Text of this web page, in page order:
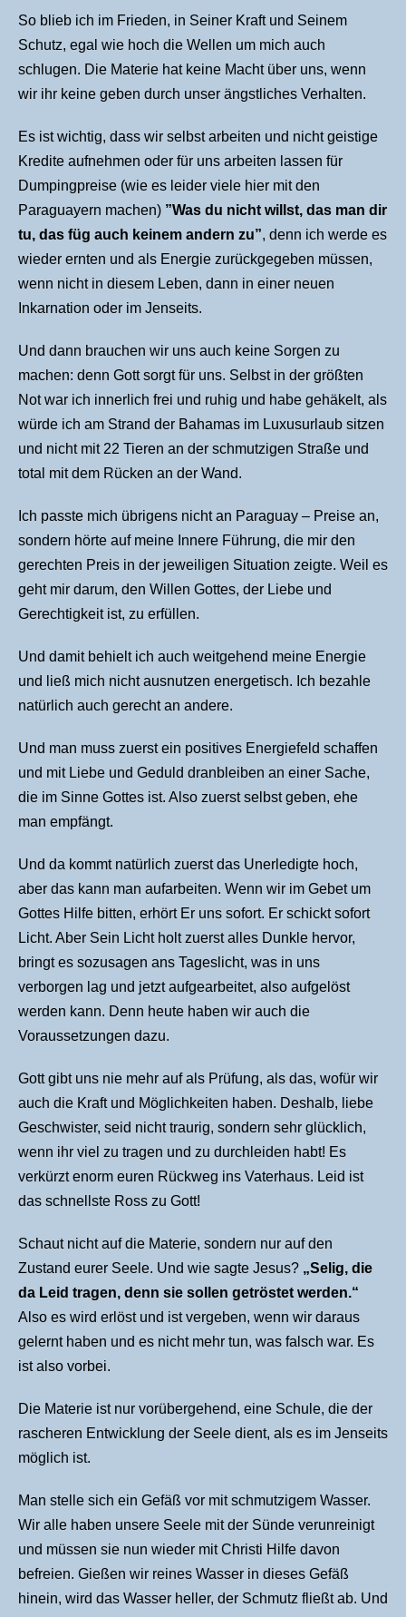
So blieb ich im Frieden, in Seiner Kraft und Seinem
Schutz, egal wie hoch die Wellen um mich auch
schlugen. Die Materie hat keine Macht über uns, wenn
wir ihr keine geben durch unser ängstliches Verhalten.
Es ist wichtig, dass wir selbst arbeiten und nicht geistige
Kredite aufnehmen oder für uns arbeiten lassen für
Dumpingpreise (wie es leider viele hier mit den
Paraguayern machen) ”Was du nicht willst, das man dir
tu, das füg auch keinem andern zu”, denn ich werde es
wieder ernten und als Energie zurückgegeben müssen,
wenn nicht in diesem Leben, dann in einer neuen
Inkarnation oder im Jenseits.
Und dann brauchen wir uns auch keine Sorgen zu
machen: denn Gott sorgt für uns. Selbst in der größten
Not war ich innerlich frei und ruhig und habe gehäkelt, als
würde ich am Strand der Bahamas im Luxusurlaub sitzen
und nicht mit 22 Tieren an der schmutzigen Straße und
total mit dem Rücken an der Wand.
Ich passte mich übrigens nicht an Paraguay – Preise an,
sondern hörte auf meine Innere Führung, die mir den
gerechten Preis in der jeweiligen Situation zeigte. Weil es
geht mir darum, den Willen Gottes, der Liebe und
Gerechtigkeit ist, zu erfüllen.
Und damit behielt ich auch weitgehend meine Energie
und ließ mich nicht ausnutzen energetisch. Ich bezahle
natürlich auch gerecht an andere.
Und man muss zuerst ein positives Energiefeld schaffen
und mit Liebe und Geduld dranbleiben an einer Sache,
die im Sinne Gottes ist. Also zuerst selbst geben, ehe
man empfängt.
Und da kommt natürlich zuerst das Unerledigte hoch,
aber das kann man aufarbeiten. Wenn wir im Gebet um
Gottes Hilfe bitten, erhört Er uns sofort. Er schickt sofort
Licht. Aber Sein Licht holt zuerst alles Dunkle hervor,
bringt es sozusagen ans Tageslicht, was in uns
verborgen lag und jetzt aufgearbeitet, also aufgelöst
werden kann. Denn heute haben wir auch die
Voraussetzungen dazu.
Gott gibt uns nie mehr auf als Prüfung, als das, wofür wir
auch die Kraft und Möglichkeiten haben. Deshalb, liebe
Geschwister, seid nicht traurig, sondern sehr glücklich,
wenn ihr viel zu tragen und zu durchleiden habt! Es
verkürzt enorm euren Rückweg ins Vaterhaus. Leid ist
das schnellste Ross zu Gott!
Schaut nicht auf die Materie, sondern nur auf den
Zustand eurer Seele. Und wie sagte Jesus? „Selig, die
da Leid tragen, denn sie sollen getröstet werden.“
Also es wird erlöst und ist vergeben, wenn wir daraus
gelernt haben und es nicht mehr tun, was falsch war. Es
ist also vorbei.
Die Materie ist nur vorübergehend, eine Schule, die der
rascheren Entwicklung der Seele dient, als es im Jenseits
möglich ist.
Man stelle sich ein Gefäß vor mit schmutzigem Wasser.
Wir alle haben unsere Seele mit der Sünde verunreinigt
und müssen sie nun wieder mit Christi Hilfe davon
befreien. Gießen wir reines Wasser in dieses Gefäß
hinein, wird das Wasser heller, der Schmutz fließt ab. Und